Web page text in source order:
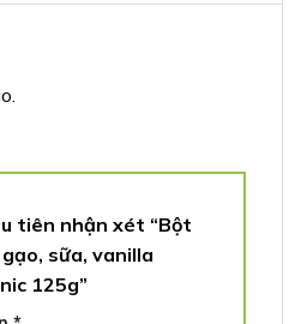
tiên nhận xét “Bột
sữa, vanilla
125g”